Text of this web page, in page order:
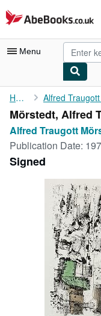
Skip to main content
AbeBooks.co.uk
Menu
My Account
My Purchases
Advanced Search
Browse Collections
Rare Books
Art & Collectables
Start Selling
Home
Mörstedt, Alfred
Alfred Traugott
Publication Date:
Signed